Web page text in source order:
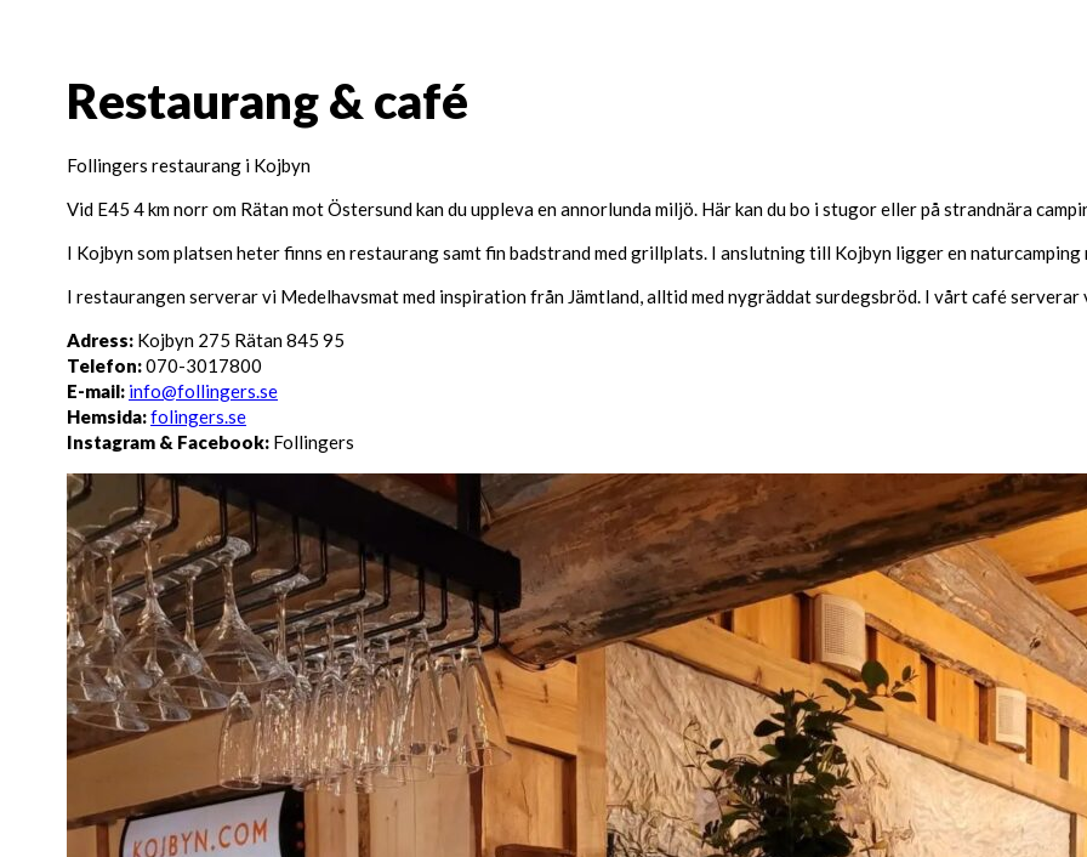
Restaurang & café
Follingers restaurang i Kojbyn
Vid E45 4 km norr om Rätan mot Östersund kan du uppleva en annorlunda miljö. Här kan du bo i stugor eller på strandnära
I Kojbyn som platsen heter finns en restaurang samt fin badstrand med grillplats. I anslutning till Kojbyn ligger en
I restaurangen serverar vi Medelhavsmat med inspiration från Jämtland, alltid med nygräddat surdegsbröd. I vårt café
Adress: Kojbyn 275 Rätan 845 95
Telefon:070-3017800
E-mail: info@follingers.se
Hemsida:folingers.se
Instagram & Facebook: Follingers